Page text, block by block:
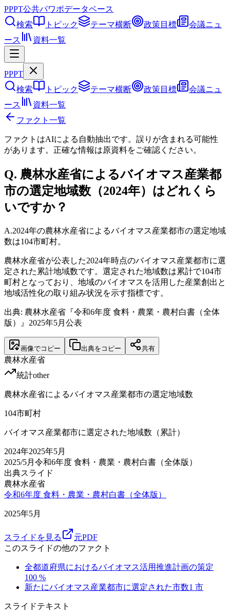
PPPT公共パワポデータベース
検索
トピック テーマ横断 政策目標
会議ニュ
ース
資料一覧
PPPT
検索
トピック テーマ横断 政策目標
会議ニュ
ース
資料一覧
ファクト一覧
ファクトはAIによる自動抽出です。誤りが含まれる可能性
があります。正確な情報は原資料をご確認ください。
Q. 農林水産省によるバイオマス産業都
市の選定地域数（2024年）はどれくら
いですか？
A.2024年の農林水産省によるバイオマス産業都市の選定地域
数は104市町村。
農林水産省が公表した2024年時点のバイオマス産業都市に選
定された累計地域数です。選定された地域数は累計で104市
町村となっており、地域のバイオマスを活用した産業創出と
地域活性化の取り組み状況を示す指標です。
出典: 農林水産省『令和6年度 食料・農業・農村白書（全体
版）』2025年5月公表
画像でコピー 出典をコピー 共有
農林水産省
統計other
農林水産省によるバイオマス産業都市の選定地域数
104市町村
バイオマス産業都市に選定された地域数（累計）
2024年2025年5月
2025/5月 令和6年度 食料・農業・農村白書（全体版）
出典スライド
農林水産省
令和6年度 食料・農業・農村白書（全体版）
2025年5月
スライドを見る
元PDF
このスライドの他のファクト
全都道府県におけるバイオマス活用推進計画の策定
100 %
新たにバイオマス産業都市に選定された市数1 市
スライドテキスト